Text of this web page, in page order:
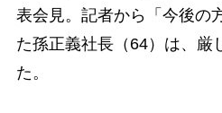
表会見。記者から「今後の
た孫正義社長（64）は、厳
た。